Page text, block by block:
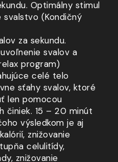
Optimálny stimul
(Kondičný
za sekundu.
svalov a
program)
celé telo
sťahy svalov, ktoré
len pomocou
činiek. 15 – 20 minút
výsledkom je aj
znižovanie
celulitídy,
znižovanie